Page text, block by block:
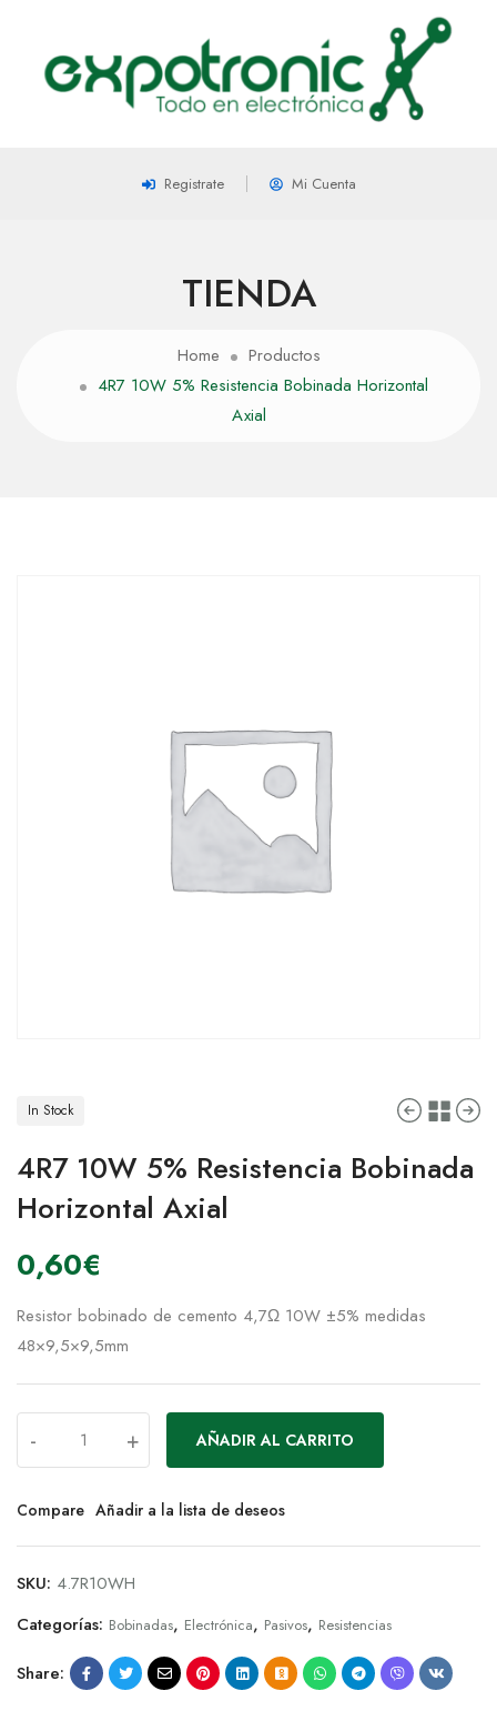
Registrate Mi Cuenta
TIENDA
Home
Productos
4R7 10W 5% Resistencia Bobinada Horizontal
Axial
In Stock
4R7 10W 5% Resistencia Bobinada
Horizontal Axial
0,60€
Resistor bobinado de cemento 4,7Ω 10W ±5% medidas
48×9,5×9,5mm
- + AÑADIR AL CARRITO
Compare Añadir a la lista de deseos
SKU: 4.7R10WH
Categorías: Bobinadas, Electrónica, Pasivos, Resistencias
Share: